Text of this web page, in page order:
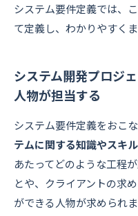
システム要件定義では、
て定義し、わかりやすく
システム開発プロジ
人物が担当する
システム要件定義をおこ
テムに関する知識やスキ
あたってどのような工程
とや、クライアントの求
ができる人物が求められま